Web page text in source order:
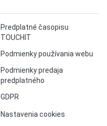
Predplatné časopisu
TOUCHIT
Podmienky používania webu
Podmienky predaja
predplatného
GDPR
Nastavenia cookies